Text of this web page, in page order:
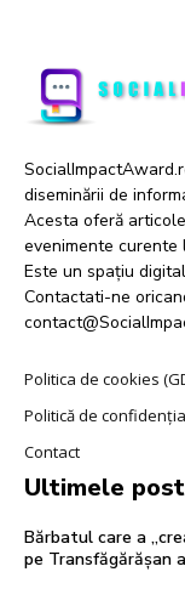
diseminării de
Acesta oferă
evenimente curente
Este un spațiu
Contactati-ne
Politica de cookies
Politică de
Contact
Ultimele
Bărbatul care a
pe Transfăgărășan